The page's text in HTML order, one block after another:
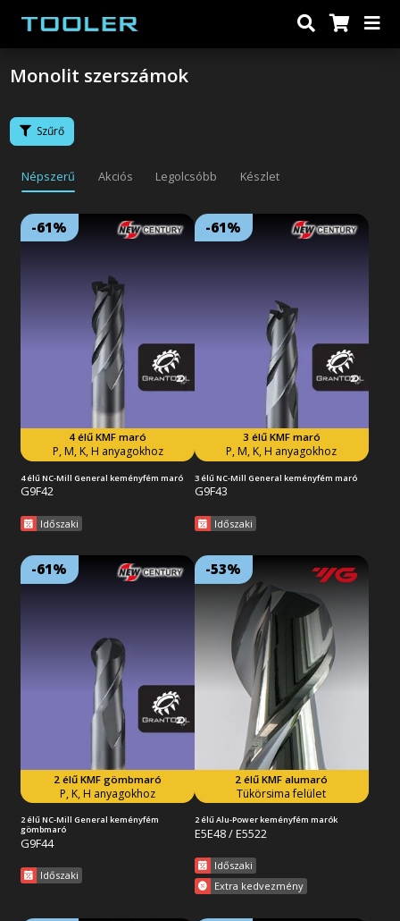
Monolit szerszámok
Szűrő
Népszerű Akciós Legolcsóbb Készlet
-61%
4 élű KMF maró
P, M, K, H anyagokhoz
Lejárat: 2026/09/30
4 élű, X-bevonatos, sarkos,
tömör keményfém maró, rövid
kivitelben. Univerzálisan
alkalmazható a legtöbb
feladathoz, száraz és nedves
körülmények között, de akár
nagysebességű (HSM)
forgácsoláshoz is. Acélok,
öntöttvasak és edzett anyagok
megmunkálásához.
Tovább az akcióra
4 élű NC-Mill General keményfém maró
G9F42
Időszaki
-61%
3 élű KMF maró
P, M, K, H anyagokhoz
Lejárat: 2026/09/30
kivitelben. Univerzálisan
alkalmazható a legtöbb
feladathoz, száraz és nedves
körülmények között, de akár
nagysebességű (HSM)
forgácsoláshoz is. Acélok,
öntöttvasak és edzett anyagok
megmunkálásához.
Tovább az akcióra
3 élű NC-Mill General keményfém maró
G9F43
Időszaki
-61%
2 élű KMF gömbmaró
P, K, H anyagokhoz
Lejárat: 2026/09/30
kivitelben. Univerzálisan
alkalmazható a legtöbb
feladathoz, száraz és nedves
körülmények között, de akár
nagysebességű (HSM)
forgácsoláshoz is. Acélok,
öntöttvasak és edzett anyagok
megmunkálásához.
Tovább az akcióra
2 élű NC-Mill General keményfém
gömbmaró
G9F44
Időszaki
-53%
2 élű KMF alumaró
Tükörsima felület
Lejárat: 2026/09/30
2 élű, polírozott keményfém
maró, sarokletöréssel és 45°-os
élemelkedéssel. Kitűnő
forgácseltávolítás és tükörsima
felület. A kismértékű letörés
csökkenti a sarok
élkitöredezését. Alkalmas
alumíniumok és más nem
vasalapú anyagok
nagysebességű
megmunkálására.
Tovább az akcióra
2 élű Alu-Power keményfém marók
E5E48 / E5522
Időszaki
Extra kedvezmény